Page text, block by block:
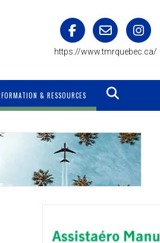
https://www.tmrquebec.ca/
FORMATION & RESSOURCES